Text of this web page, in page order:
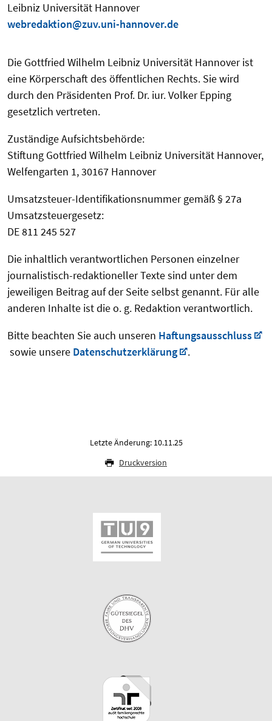
Leibniz Universität Hannover
webredaktion@zuv.uni-hannover.de
Die Gottfried Wilhelm Leibniz Universität Hannover ist
eine Körperschaft des öffentlichen Rechts. Sie wird
durch den Präsidenten Prof. Dr. iur. Volker Epping
gesetzlich vertreten.
Zuständige Aufsichtsbehörde:
Stiftung Gottfried Wilhelm Leibniz Universität Hannover,
Welfengarten 1, 30167 Hannover
Umsatzsteuer-Identifikationsnummer gemäß § 27a
Umsatzsteuergesetz:
DE 811 245 527
Die inhaltlich verantwortlichen Personen einzelner
journalistisch-redaktioneller Texte sind unter dem
jeweiligen Beitrag auf der Seite selbst genannt. Für alle
anderen Inhalte ist die o. g. Redaktion verantwortlich.
Bitte beachten Sie auch unseren Haftungsausschluss
sowie unsere Datenschutzerklärung .
Letzte Änderung: 10.11.25
Druckversion